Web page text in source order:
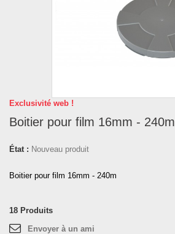
Exclusivité web !
Boitier pour film 16mm - 240m
État : Nouveau produit
Boitier pour film 16mm - 240m
18 Produits
Envoyer à un ami